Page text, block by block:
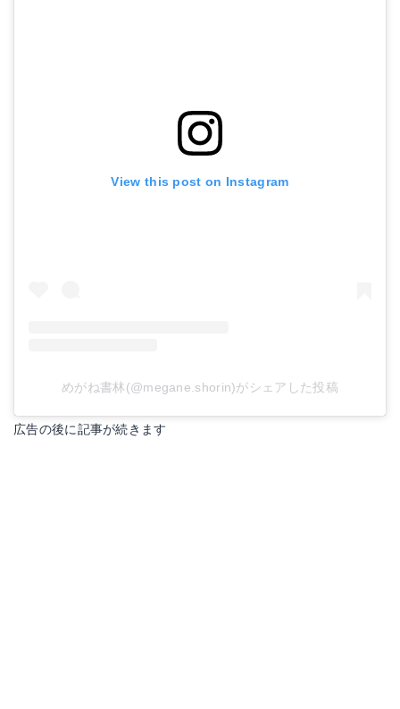
View this post on Instagram
めがね書林(@megane.shorin)がシェアした投稿
広告の後に記事が続きます